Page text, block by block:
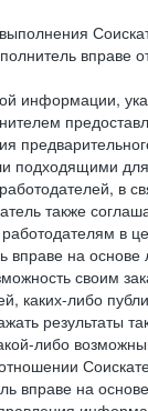
вправе
информации,
подходящими для
в
также
в
вправе на
своим
каких-либо
результаты
либо
вправе на